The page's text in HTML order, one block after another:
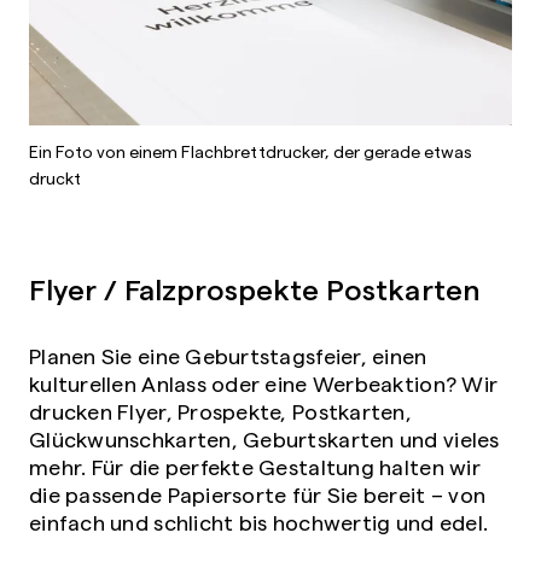
Ein Foto von einem Flachbrettdrucker, der gerade etwas
druckt
Flyer / Falzprospekte Postkarten
Planen Sie eine Geburtstagsfeier, einen
kulturellen Anlass oder eine Werbeaktion? Wir
drucken Flyer, Prospekte, Postkarten,
Glückwunschkarten, Geburtskarten und vieles
mehr. Für die perfekte Gestaltung halten wir
die passende Papiersorte für Sie bereit – von
einfach und schlicht bis hochwertig und edel.